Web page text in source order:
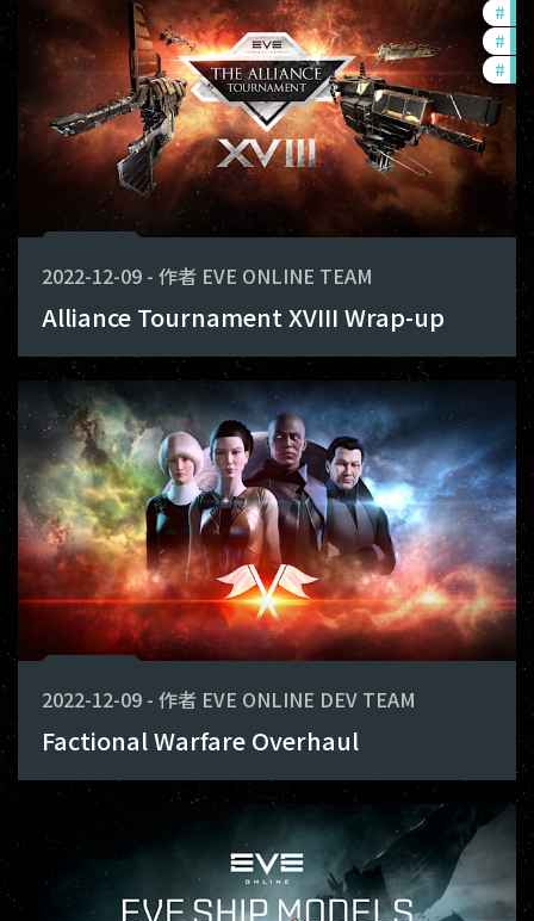
#
#
#
2022-12-09 - 作者 EVE ONLINE TEAM
Alliance Tournament XVIII Wrap-up
2022-12-09 - 作者 EVE ONLINE DEV TEAM
Factional Warfare Overhaul